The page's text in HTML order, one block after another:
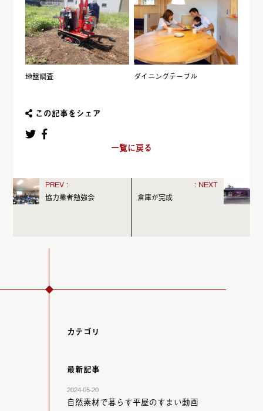
カテゴリ
最新記事
2024-05-20
自然素材で暮らす平屋のすまい動画
地盤調査 ダイニングテーブル
この記事をシェア
一覧に戻る
協力業者勉強会 倉庫が完成